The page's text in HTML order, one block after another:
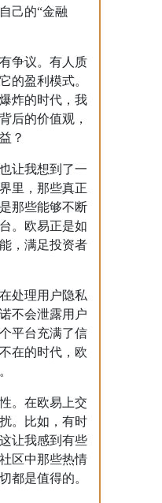
己的“金融
争议。有人质
的盈利模式。
炸的时代，我
后的价值观，
？
让我想到了一
里，那些真正
那些能够不断
。欧易正是如
，满足投资者
处理用户隐私
不会泄露用户
平台充满了信
在的时代，欧
。在欧易上交
。比如，有时
让我感到有些
区中那些热情
都是值得的。